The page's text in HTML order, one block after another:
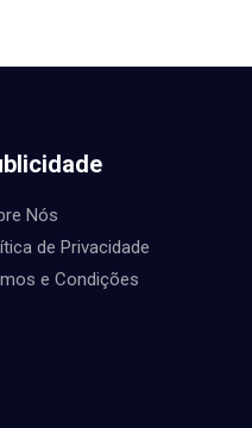
Nós
de Privacidade
e Condições